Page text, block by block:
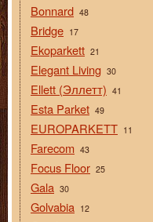
Bonnard 48
Bridge 17
Ekoparkett 21
Elegant Living 30
Ellett (Эллетт) 41
Esta Parket 49
EUROPARKETT 11
Farecom 43
Focus Floor 25
Gala 30
Golvabia 12